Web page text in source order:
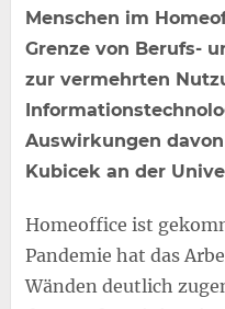
Menschen im
Grenze von Berufs-
zur vermehrten
Auswirkungen
Kubicek an der
Homeoffice ist
Pandemie hat das
Wänden deutlich